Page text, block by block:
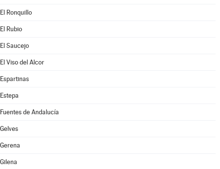
El Ronquillo
El Rubio
El Saucejo
El Viso del Alcor
Espartinas
Estepa
Fuentes de Andalucía
Gelves
Gerena
Gilena